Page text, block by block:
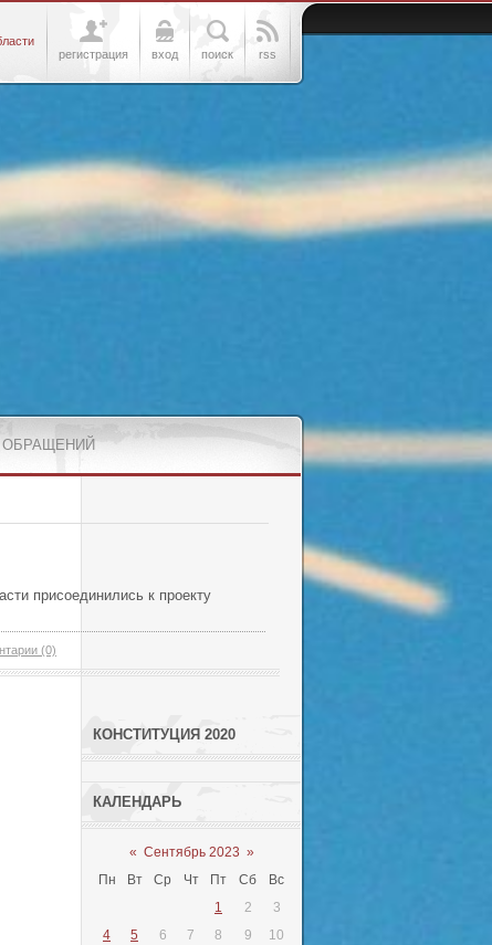
регистрация
вход поиск rss
присоединились к проекту
(0)
КОНСТИТУЦИЯ 2020
КАЛЕНДАРЬ
« Сентябрь 2023 »
Пн
Вт Ср Чт Пт Сб
Вс
1
2
3
4
5 6 7 8 9
10